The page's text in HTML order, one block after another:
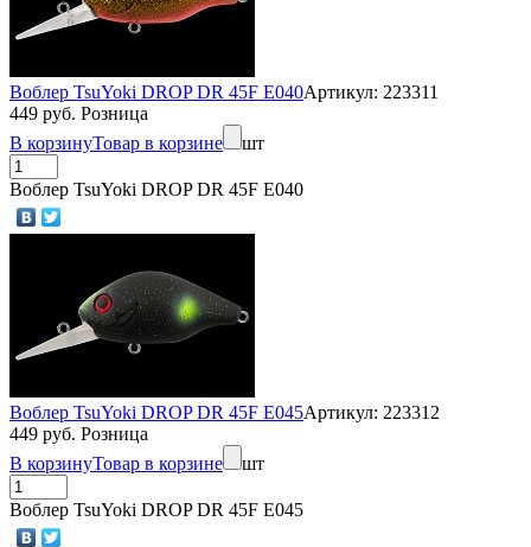
Воблер TsuYoki DROP DR 45F E040Артикул: 223311
449 руб. Розница
В корзинуТовар в корзине шт
Воблер TsuYoki DROP DR 45F E040
Воблер TsuYoki DROP DR 45F E045Артикул: 223312
449 руб. Розница
В корзинуТовар в корзине шт
Воблер TsuYoki DROP DR 45F E045